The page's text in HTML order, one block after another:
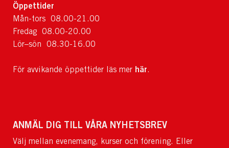
Öppettider
Mån-tors 08.00-21.00
Fredag 08.00-20.00
Lör–sön 08.30-16.00
För avvikande öppettider läs mer här.
ANMÄL DIG TILL VÅRA NYHETSBREV
Välj mellan evenemang, kurser och förening. Eller